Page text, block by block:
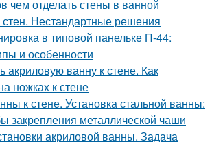
чем отделать стены в ванной
стен. Нестандартные решения
в типовой панельке П-44:
и особенности
акриловую ванну к стене. Как
ножках к стене
к стене. Установка стальной ванны:
закрепления металлической чаши
акриловой ванны. Задача